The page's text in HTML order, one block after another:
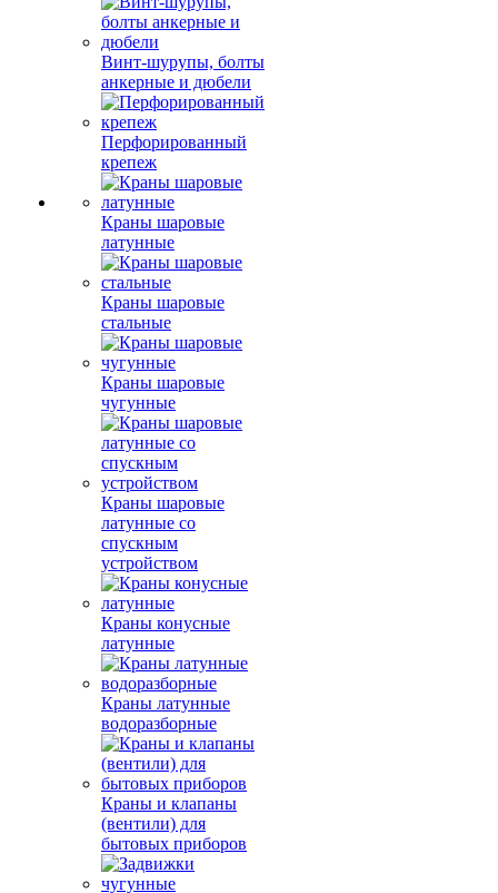
Винт-шурупы, болты
анкерные и дюбели
Перфорированный
крепеж
Краны шаровые
латунные
Краны шаровые
стальные
Краны шаровые
чугунные
Краны шаровые
латунные со
спускным
устройством
Краны конусные
латунные
Краны латунные
водоразборные
Краны и клапаны
(вентили) для
бытовых приборов